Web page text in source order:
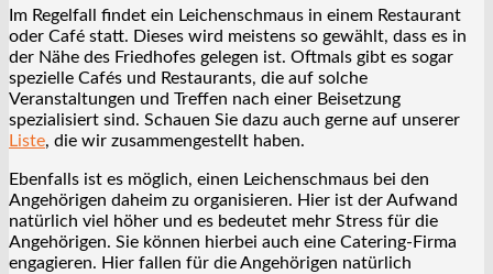
Im Regelfall findet ein Leichenschmaus in einem Restaurant
oder Café statt. Dieses wird meistens so gewählt, dass es in
der Nähe des Friedhofes gelegen ist. Oftmals gibt es sogar
spezielle Cafés und Restaurants, die auf solche
Veranstaltungen und Treffen nach einer Beisetzung
spezialisiert sind. Schauen Sie dazu auch gerne auf unserer
Liste, die wir zusammengestellt haben.
Ebenfalls ist es möglich, einen Leichenschmaus bei den
Angehörigen daheim zu organisieren. Hier ist der Aufwand
natürlich viel höher und es bedeutet mehr Stress für die
Angehörigen. Sie können hierbei auch eine Catering-Firma
engagieren. Hier fallen für die Angehörigen natürlich